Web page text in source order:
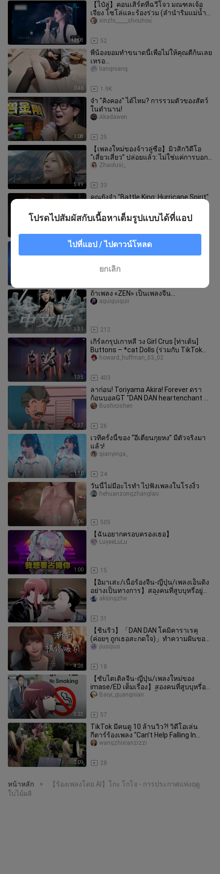
12:08
【ไป๋ลู่】คอนเสิร์ตที่ฉวีโจว มณฑลเจ้อ
เจียง โซโล่และร้องร่วม (ลำนำริมแม่น้ำ
เทียนไท่ ดวงอาทิตย์ที่งดงาม
52
xinzhi_____shouhou
0:46
พี่น้องยอมทำขนาดนี้เพื่อไม่ให้คุณตีก้นเลย
เหรอ…
1.9K
liangniang
1:08
จำ "คิงคอง" ได้ไหม? การรวมตัวของสัตว์
ในตำนาน!
25
Akadawen
5:49
【เพลงใหม่ของจ้าวลู่ซือ】มิวสิกวิดีโอ
“เสี่ยวเสี่ยว” ปล่อยแล้ว: ไม่ใช่แค่การบอก
เล่าความรัก แต่ยังเป็นก
33
Zhaolusi_
คุณยังจำ "Battle King: Hurricane Spirit"
23
Akadawen
ซ่งอวี่ฉี คัฟเวอร์: วงเกิร์ลกรุ๊ปไล่ล่าปีศาจ
3:31
ถ้าเพลง «ZEN» เป็นเพลงจีน…
212
aguiguiguii
1:35
เกิร์ลกรุปเกาหลี วง Girl Crus [ท่าเต้น]
Buttons – *cat Dolls (ร่วมกับ TikTok
Challenge)
403
howard_huffman_03_02
3:37
ลาก่อน! Toriyama Akira! Forever ดรา
ก้อนบอลGT "DAN DAN heartenchant か
れてく" จริง ๆ นะ
26
Bushicishen
1:30
เวทีครั้งนี้ของ “อีเตี่ยนกุยหง” มีตัวจริงมา
แล้ว!
24
qianyinga_
2:06
วันนี้ไม่มีอะไรทำ ไปฟังเพลงในโรงงิ้ว
505
hehuanzongzhanglao
1:00
【ฉันอยากครอบครองเธอ】
15
LuyeeLuLu
3:23
【อิมาเสะ/เนื้อร้องจีน-ญี่ปุ่น/เพลงเอ็นดิง
อย่างเป็นทางการ】สองคนที่สูบบุหรี่อยู่
หลังประตูร้านสะดวกซื้อ
31
akijingzhe
4:28
【ชินริว】「DAN DAN โคมิคาราเรคุ
(ค่อยๆ ถูกเธอสะกดใจ)」ทำความฝันของ
พวกคุณให้เป็นจริงกันเถอะ!!!
18
jiusijius
3:23
【ซับไตเติลจีน-ญี่ปุ่น/เพลงใหม่ของ
imase/ED เต็มเรื่อง】สองคนที่สูบบุหรี่อยู่
หลังประตูร้านสะดวกซื้อ ED
57
Baiyi_guangnian
1:09
TikTok มีคนดู 10 ล้านวิว?! วิดีโอเล่น
กีตาร์ร้องเพลง “Can’t Help Falling In
Love” ในงานแต่งงานของพี่ช
28
wangzhixianzizzi
หน้าหลัก >
【ร้องเพลงโดย AI】โกะ โกโจ - การประกาศแห่งฤดู
ใบไม้ผลิ
โปรดไปสัมผัสกับเนื้อหาเต็มรูปแบบได้ที่แอป
ไปที่แอป / ไปดาวน์โหลด
ยกเลิก